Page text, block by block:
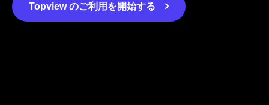
Topview のご利用を開始する